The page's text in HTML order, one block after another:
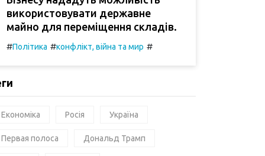
використовувати державне
майно для переміщення складів.
#Політика #конфлікт, війна та мир #
Економіка Росія Україна
Первая полоса Дональд Трамп